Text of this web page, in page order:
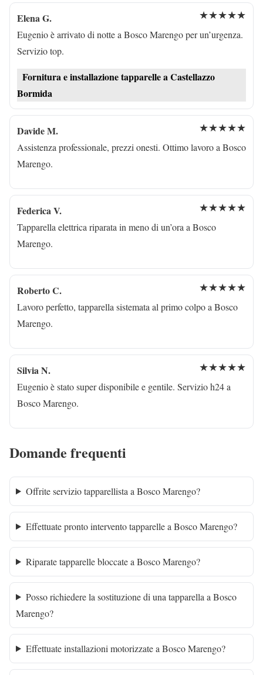
Elena G. ★★★★★
Eugenio è arrivato di notte a Bosco Marengo per un’urgenza.
Servizio top.
Fornitura e installazione tapparelle a Castellazzo
Bormida
Davide M. ★★★★★
Assistenza professionale, prezzi onesti. Ottimo lavoro a Bosco
Marengo.
Federica V. ★★★★★
Tapparella elettrica riparata in meno di un’ora a Bosco
Marengo.
Roberto C. ★★★★★
Lavoro perfetto, tapparella sistemata al primo colpo a Bosco
Marengo.
Silvia N. ★★★★★
Eugenio è stato super disponibile e gentile. Servizio h24 a
Bosco Marengo.
Domande frequenti
Offrite servizio tapparellista a Bosco Marengo?
Effettuate pronto intervento tapparelle a Bosco Marengo?
Riparate tapparelle bloccate a Bosco Marengo?
Posso richiedere la sostituzione di una tapparella a Bosco
Marengo?
Effettuate installazioni motorizzate a Bosco Marengo?